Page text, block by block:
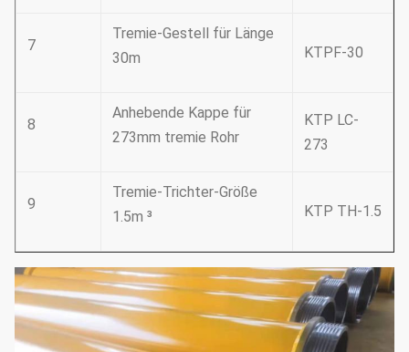
7
Tremie-Gestell für Länge
30m
KTPF-30
8
Anhebende Kappe für
273mm tremie Rohr
KTP LC-
273
9
Tremie-Trichter-Größe
1.5m ³
KTP TH-1.5